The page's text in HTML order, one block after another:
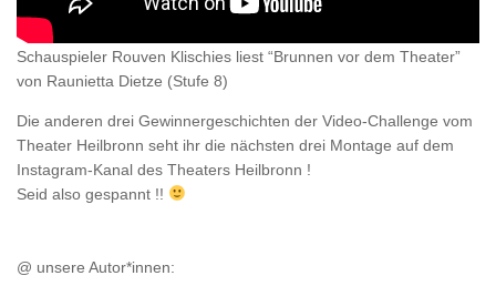
Schauspieler Rouven Klischies liest “Brunnen vor dem Theater”
von Raunietta Dietze (Stufe 8)
Die anderen drei Gewinnergeschichten der Video-Challenge vom
Theater Heilbronn seht ihr die nächsten drei Montage auf dem
Instagram-Kanal des Theaters Heilbronn !
Seid also gespannt !!
@ unsere Autor*innen: